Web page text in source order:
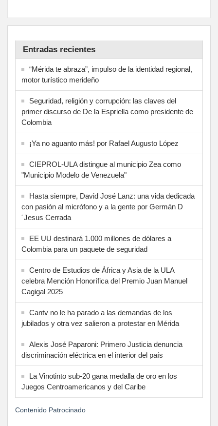
Entradas recientes
“Mérida te abraza”, impulso de la identidad regional,
motor turístico merideño
Seguridad, religión y corrupción: las claves del
primer discurso de De la Espriella como presidente de
Colombia
¡Ya no aguanto más! por Rafael Augusto López
CIEPROL-ULA distingue al municipio Zea como
"Municipio Modelo de Venezuela"
Hasta siempre, David José Lanz: una vida dedicada
con pasión al micrófono y a la gente por Germán D
´Jesus Cerrada
EE UU destinará 1.000 millones de dólares a
Colombia para un paquete de seguridad
Centro de Estudios de África y Asia de la ULA
celebra Mención Honorífica del Premio Juan Manuel
Cagigal 2025
Cantv no le ha parado a las demandas de los
jubilados y otra vez salieron a protestar en Mérida
Alexis José Paparoni: Primero Justicia denuncia
discriminación eléctrica en el interior del país
La Vinotinto sub-20 gana medalla de oro en los
Juegos Centroamericanos y del Caribe
Contenido Patrocinado